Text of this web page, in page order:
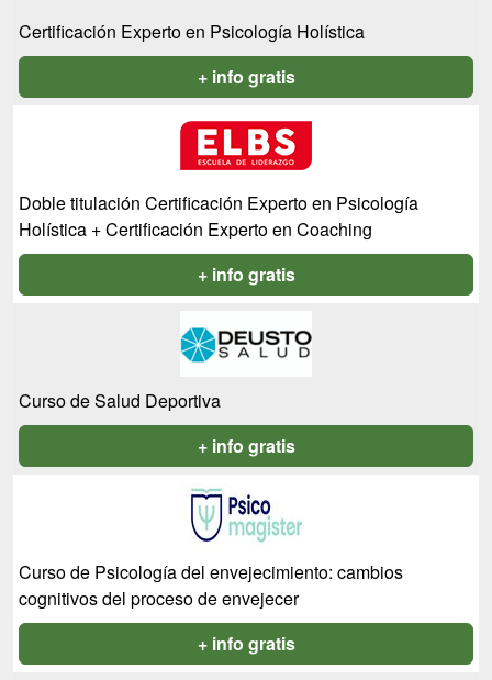
Certificación Experto en Psicología Holística
+ info gratis
Doble titulación Certificación Experto en Psicología
Holística + Certificación Experto en Coaching
+ info gratis
Curso de Salud Deportiva
+ info gratis
Curso de Psicología del envejecimiento: cambios
cognitivos del proceso de envejecer
+ info gratis